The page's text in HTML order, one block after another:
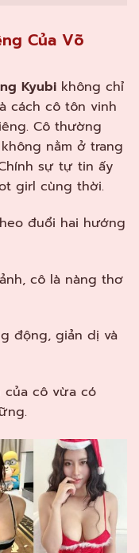
Của Võ
Kyubi không chỉ
cách cô tôn vinh
Cô thường
nằm ở trang
sự tự tin ấy
girl cùng thời.
đuổi hai hướng
cô là nàng thơ
động, giản dị và
của cô vừa có